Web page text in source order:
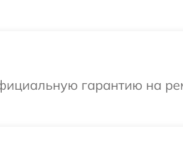
гарантию на